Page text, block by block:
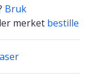
Bruk
merket bestille